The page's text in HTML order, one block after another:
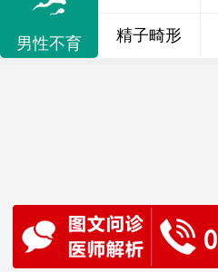
男性不育 精子畸形